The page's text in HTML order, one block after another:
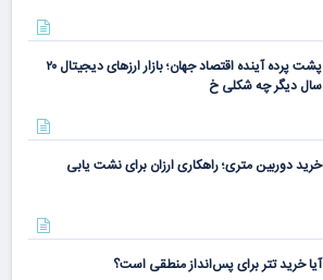
پشت پرده آینده اقتصاد جهان؛ بازار ارزهای دیجیتال ۲۰
سال دیگر چه شکلی خ
خرید دوربین متری؛ راهکاری ارزان برای نشت یابی
آیا خرید تتر برای پس‌انداز منطقی است؟